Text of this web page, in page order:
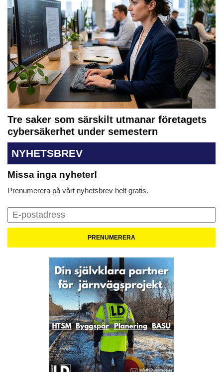
Tre saker som särskilt utmanar företagets
cybersäkerhet under semestern
NYHETSBREV
Missa inga nyheter!
Prenumerera på vårt nyhetsbrev helt gratis.